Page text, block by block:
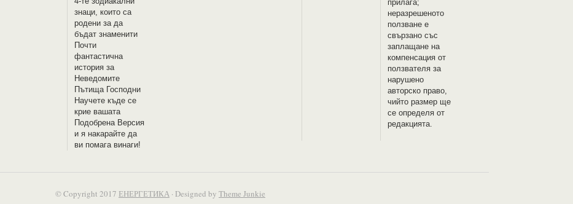
знаци, които са
родени за да
бъдат знаменити
Почти
фантастична
история за
Неведомите
Пътища Господни
Научете къде се
крие вашата
Подобрена Версия
и я накарайте да
ви помага винаги!
прилага;
неразрешеното
ползване е
свързано със
заплащане на
компенсация от
ползвателя за
нарушено
авторско право,
чийто размер ще
се определя от
редакцията.
© Copyright 2017 ЕНЕРГЕТИКА · Designed by Theme Junkie